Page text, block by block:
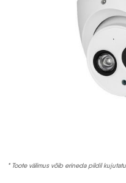
* Toote välimus võib erineda pildil